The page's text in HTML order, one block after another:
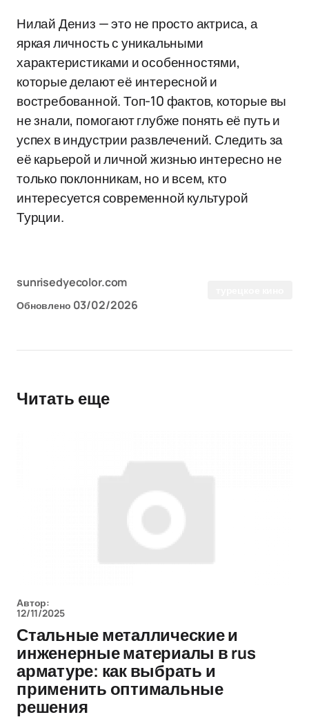
Нилай Дениз — это не просто актриса, а
яркая личность с уникальными
характеристиками и особенностями,
которые делают её интересной и
востребованной. Топ-10 фактов, которые вы
не знали, помогают глубже понять её путь и
успех в индустрии развлечений. Следить за
её карьерой и личной жизнью интересно не
только поклонникам, но и всем, кто
интересуется современной культурой
Турции.
sunrisedyecolor.com
Обновлено 03/02/2026
Читать еще
Автор:
12/11/2025
Стальные металлические и
инженерные материалы в rus
арматуре: как выбрать и
применить оптимальные
решения